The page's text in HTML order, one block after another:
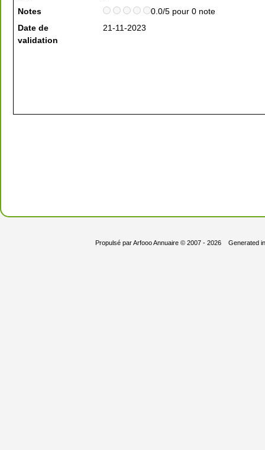
Notes
0.0/5 pour 0 note
Date de
validation
21-11-2023
Propulsé parArfooo Annuaire© 2007 - 2026 Generated